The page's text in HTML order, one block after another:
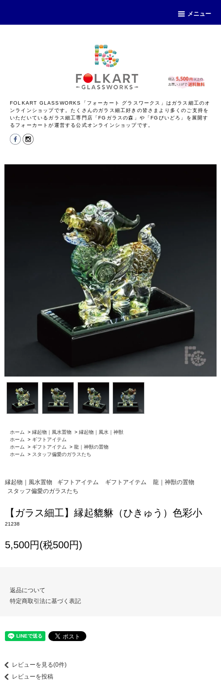
メニュー
FOLKART GLASSWORKS「フォーカート グラスワークス」はガラス細工のオ
ンラインショップです。たくさんのガラス細工好きの皆さまより多くのご支持を
いただいているガラス細工専門店「FGガラスの森」や「FGびいどろ」を展開す
るフォーカートが運営する公式オンラインショップです。
ホーム > 縁起物｜風水置物 > 縁起物｜風水｜神獣
ホーム
> ギフトアイテム
ホーム
> ギフトアイテム > 龍｜神獣の置物
ホーム
> スタッフ偏愛のガラスたち
縁起物｜風水置物 ギフトアイテム ギフトアイテム
龍｜神獣の置物
スタッフ偏愛のガラスたち
【ガラス細工】縁起貔貅（ひきゅう）色彩小
21238
5,500円(税500円)
返品について
特定商取引法に基づく表記
レビューを見る(0件)
レビューを投稿